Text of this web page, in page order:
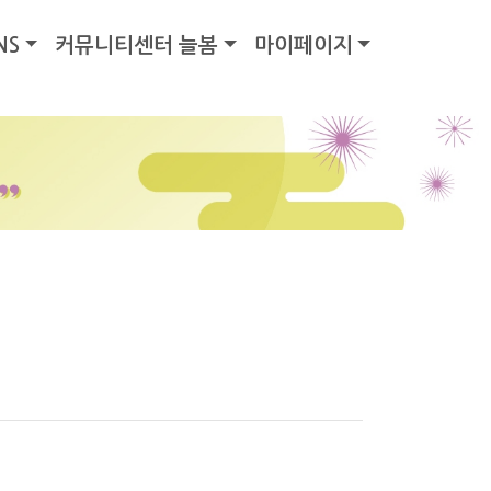
커뮤니티센터 늘봄 마이페이지